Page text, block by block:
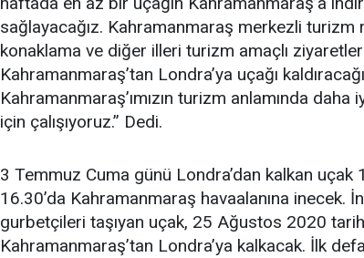
sağlayacağız. Kahramanmaraş merkezli turizm
konaklama ve diğer illeri turizm amaçlı
Kahramanmaraş’tan Londra’ya uçağı
Kahramanmaraş’ımızın turizm anlamında
için çalışıyoruz.” Dedi.
3 Temmuz Cuma günü Londra’dan kalkan uçak
16.30’da Kahramanmaraş havaalanına inecek.
gurbetçileri taşıyan uçak, 25 Ağustos 2020
Kahramanmaraş’tan Londra’ya kalkacak. İlk